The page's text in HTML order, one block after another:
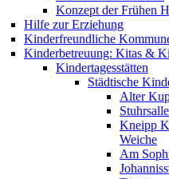
Konzept der Frühen
Hilfe zur Erziehung
Kinderfreundliche
Kinderbetreuung: Kitas &
Kindertagesstätten
Städtische
Alter
Kneipp
Weiche
Am